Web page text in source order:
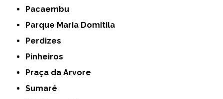
Pacaembu
Parque Maria Domitila
Perdizes
Pinheiros
Praça da Arvore
Sumaré